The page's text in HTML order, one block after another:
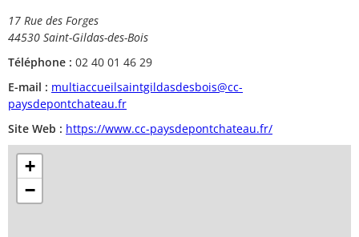
17 Rue des Forges
44530 Saint-Gildas-des-Bois
Téléphone : 02 40 01 46 29
E-mail : multiaccueilsaintgildasdesbois@cc-
paysdepontchateau.fr
Site Web : https://www.cc-paysdepontchateau.fr/
+
−